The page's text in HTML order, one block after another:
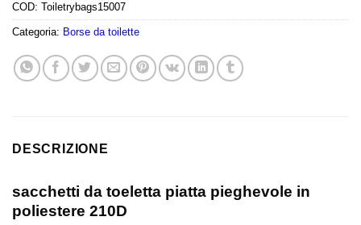
COD: Toiletrybags15007
Categoria: Borse da toilette
DESCRIZIONE
sacchetti da toeletta piatta pieghevole in
poliestere 210D